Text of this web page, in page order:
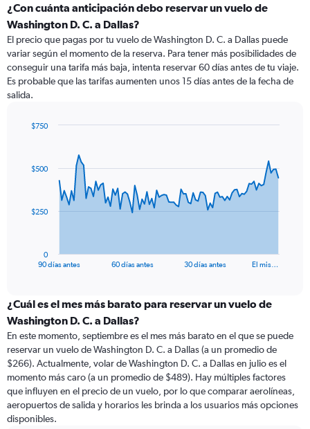
¿Con cuánta anticipación debo reservar un vuelo de
Washington D. C. a Dallas?
El precio que pagas por tu vuelo de Washington D. C. a Dallas puede
variar según el momento de la reserva. Para tener más posibilidades de
conseguir una tarifa más baja, intenta reservar 60 días antes de tu viaje.
Es probable que las tarifas aumenten unos 15 días antes de la fecha de
salida.
data
The
categories.
Range:
categories.
The
chart
has
1
Y
axis
90 días antes 60 días antes 30 días antes El mis…
0
$250
$500
$750
¿Cuál es el mes más barato para reservar un vuelo de
Washington D. C. a Dallas?
En este momento, septiembre es el mes más barato en el que se puede
reservar un vuelo de Washington D. C. a Dallas (a un promedio de
$266). Actualmente, volar de Washington D. C. a Dallas en julio es el
momento más caro (a un promedio de $489). Hay múltiples factores
que influyen en el precio de un vuelo, por lo que comparar aerolíneas,
aeropuertos de salida y horarios les brinda a los usuarios más opciones
disponibles.